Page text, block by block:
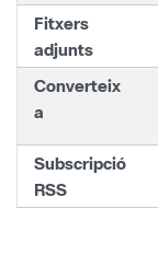
Fitxers
adjunts
Converteix
a
Subscripció
RSS